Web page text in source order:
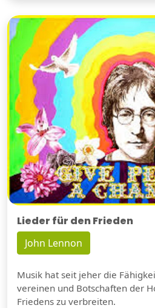
Lieder für den Frieden
John Lennon
Musik hat seit jeher die
vereinen und Botschaften der
Friedens zu verbreiten.